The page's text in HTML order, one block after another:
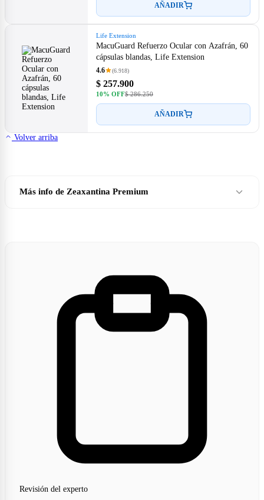
AÑADIR
Life Extension
MacuGuard Refuerzo Ocular con Azafrán, 60
cápsulas blandas, Life Extension
4.6 (6.918)
$ 257.900
10% OFF$ 286.250
AÑADIR
Volver arriba
Más info de Zeaxantina Premium
Revisión del experto